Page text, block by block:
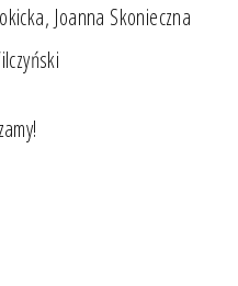
Joanna Skonieczna